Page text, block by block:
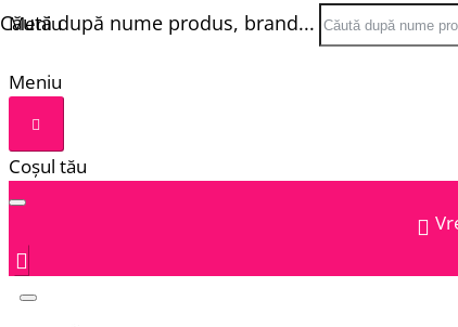
Meniu
Meniu
Coșul tău
Căută după nume produs, brand...